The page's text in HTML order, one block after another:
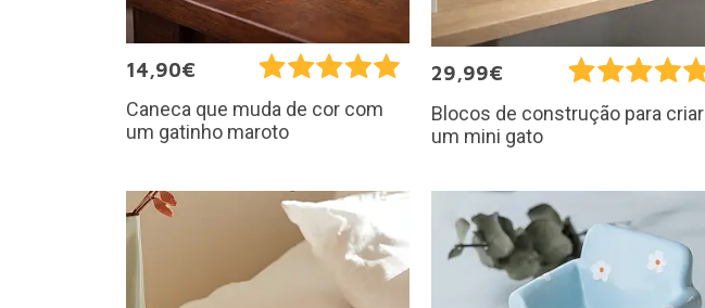
14,90€
Caneca que muda de cor com
um gatinho maroto
29,99€
Blocos de construção para criar
um mini gato